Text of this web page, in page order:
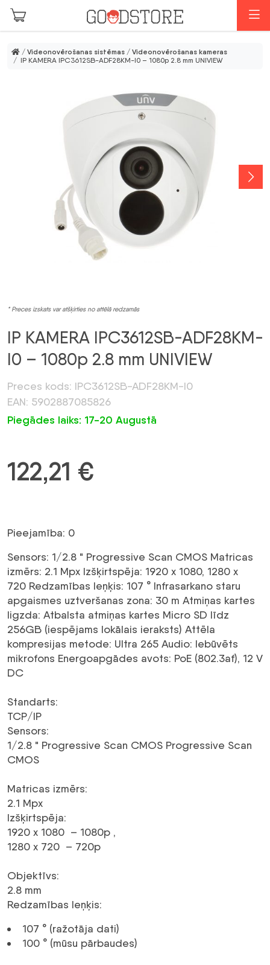
Skip to main content
/ Videonovērošanas sistēmas / Videonovērošanas kameras
/ IP KAMERA IPC3612SB-ADF28KM-I0 – 1080p 2.8 mm UNIVIEW
* Preces izskats var atšķirties no attēlā redzamās
IP KAMERA IPC3612SB-ADF28KM-
I0 – 1080p 2.8 mm UNIVIEW
Preces kods: IPC3612SB-ADF28KM-I0
EAN: 5902887085826
Piegādes laiks: 17-20 Augustā
122,21 €
Pieejamība: 0
Sensors: 1/2.8 " Progressive Scan CMOS Matricas
izmērs: 2.1 Mpx Izšķirtspēja: 1920 x 1080, 1280 x
720 Redzamības leņķis: 107 ° Infrasarkano staru
apgaismes uztveršanas zona: 30 m Atmiņas kartes
ligzda: Atbalsta atmiņas kartes Micro SD līdz
256GB (iespējams lokālais ieraksts) Attēla
kompresijas metode: Ultra 265 Audio: Iebūvēts
mikrofons Energoapgādes avots: PoE (802.3af), 12 V
DC
Standarts:
TCP/IP
Sensors:
1/2.8 " Progressive Scan CMOS Progressive Scan
CMOS
Matricas izmērs:
2.1 Mpx
Izšķirtspēja:
1920 x 1080 – 1080p ,
1280 x 720 – 720p
Objektīvs:
2.8 mm
Redzamības leņķis:
107 ° (ražotāja dati)
100 ° (mūsu pārbaudes)